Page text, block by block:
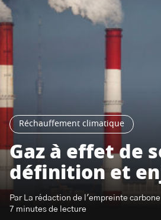
Réchauffement climatique
Gaz à effet de
définition et
Par La rédaction de l'empreinte
7 minutes de lecture
Environnement
Aides, bons plans & cie
Énergies renouvelables
Gestes écologiques
Inspiré.es inspirant.es
Rechercher
Les mots clés les
recherchés sur Deklic
Transition Écologique
interview Volte-face